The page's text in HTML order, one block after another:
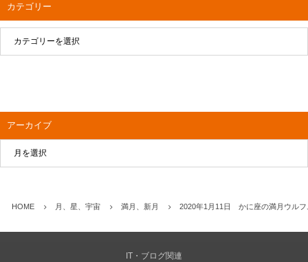
カテゴリー
アーカイブ
HOME 月、星、宇宙 満月、新月 2020年1月11日 かに座の満月ウルフ
IT・ブログ関連